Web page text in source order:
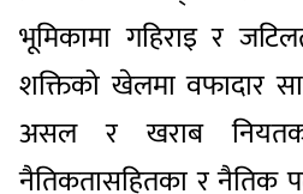
भूमिकामा गहिराइ र
शक्तिको खेलमा वफादार
असल र खराब नियतका
नैतिकतासहितका र नैतिक